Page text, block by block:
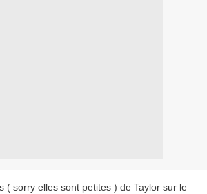
( sorry elles sont petites ) de Taylor sur le